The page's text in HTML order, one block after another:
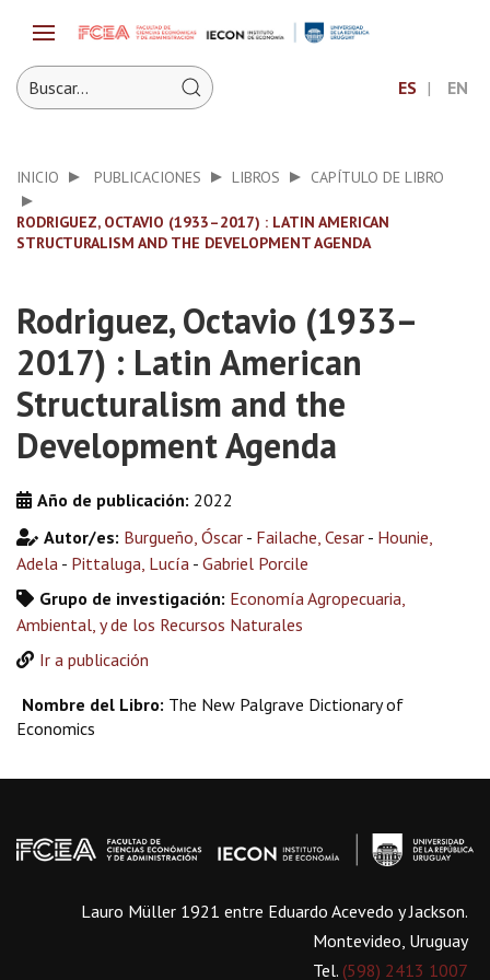
ES EN
INICIO PUBLICACIONES LIBROS CAPÍTULO DE LIBRO
RODRIGUEZ, OCTAVIO (1933–2017) : LATIN AMERICAN
STRUCTURALISM AND THE DEVELOPMENT AGENDA
Rodriguez, Octavio (1933–
2017) : Latin American
Structuralism and the
Development Agenda
Año de publicación: 2022
Autor/es: Burgueño, Óscar - Failache, Cesar - Hounie,
Adela - Pittaluga, Lucía - Gabriel Porcile
Grupo de investigación: Economía Agropecuaria,
Ambiental, y de los Recursos Naturales
Ir a publicación
Nombre del Libro: The New Palgrave Dictionary of
Economics
Lauro Müller 1921 entre Eduardo Acevedo y Jackson.
Montevideo, Uruguay
Tel. (598) 2413 1007